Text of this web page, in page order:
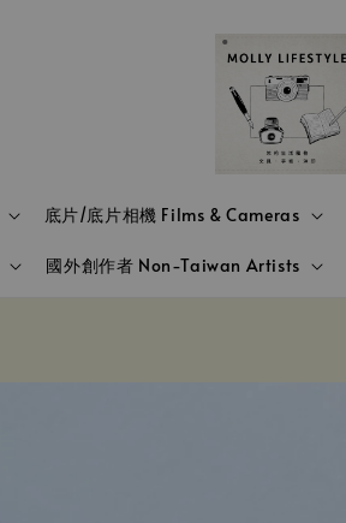
底片/底片相機 Films & Cameras
國外創作者 Non-Taiwan Artists